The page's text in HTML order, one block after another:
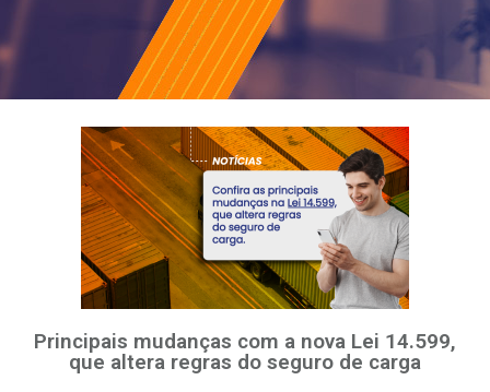
Principais mudanças com a nova Lei 14.599,
que altera regras do seguro de carga